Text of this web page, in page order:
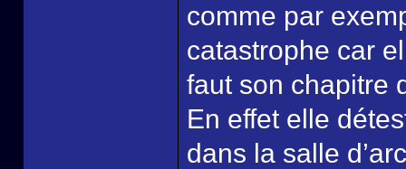
comme par
catastrophe car
faut son chapitre
En effet elle
dans la salle